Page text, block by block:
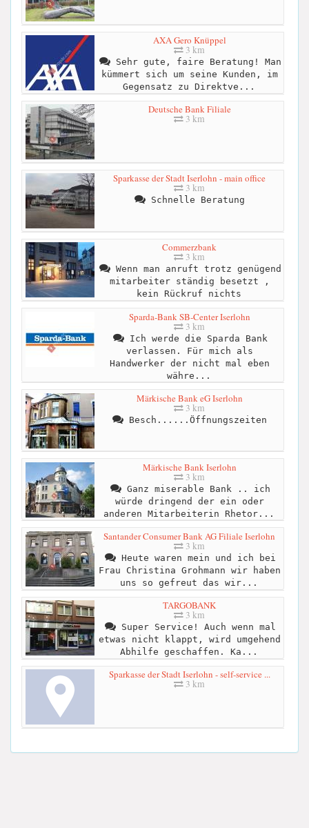
AXA Gero Knüppel
3 km
Sehr gute, faire Beratung! Man
kümmert sich um seine Kunden, im
Gegensatz zu Direktve...
Deutsche Bank Filiale
3 km
Sparkasse der Stadt Iserlohn - main office
3 km
Schnelle Beratung
Commerzbank
3 km
Wenn man anruft trotz genügend
mitarbeiter ständig besetzt ,
kein Rückruf nichts
Sparda-Bank SB-Center Iserlohn
3 km
Ich werde die Sparda Bank
verlassen. Für mich als
Handwerker der nicht mal eben
währe...
Märkische Bank eG Iserlohn
3 km
Besch......Öffnungszeiten
Märkische Bank Iserlohn
3 km
Ganz miserable Bank .. ich
würde dringend der ein oder
anderen Mitarbeiterin Rhetor...
Santander Consumer Bank AG Filiale Iserlohn
3 km
Heute waren mein und ich bei
Frau Christina Grohmann wir haben
uns so gefreut das wir...
TARGOBANK
3 km
Super Service! Auch wenn mal
etwas nicht klappt, wird umgehend
Abhilfe geschaffen. Ka...
Sparkasse der Stadt Iserlohn - self-service ...
3 km